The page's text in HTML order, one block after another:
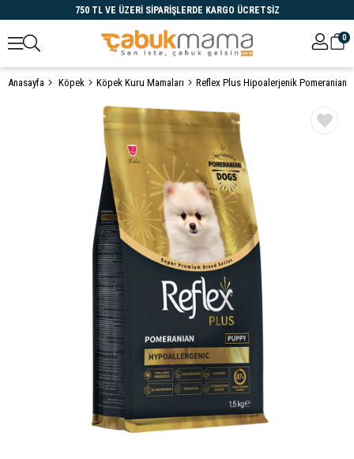
750 TL VE ÜZERİ SİPARİŞLERDE KARGO ÜCRETSİZ
0
Anasayfa Köpek Köpek Kuru Mamaları Reflex Plus Hipoalerjenik Pomeranian
Öne Çıkanlar